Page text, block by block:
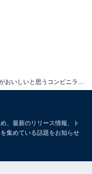
イレブン」でした！
と、「北海道産小麦
、最新のリリース情報、ト
集めている話題をお知らせ